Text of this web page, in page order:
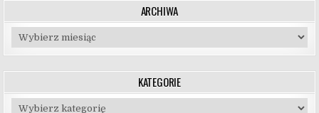
ARCHIWA
Archiwa
KATEGORIE
Kategorie